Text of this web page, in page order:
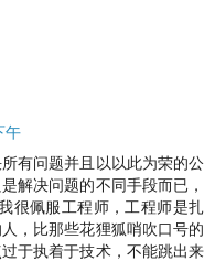
午
有问题并且以以此为荣的公
解决问题的不同手段而已，
很佩服工程师，工程师是扎
，比那些花狸狐哨吹口号的
于执着于技术，不能跳出来